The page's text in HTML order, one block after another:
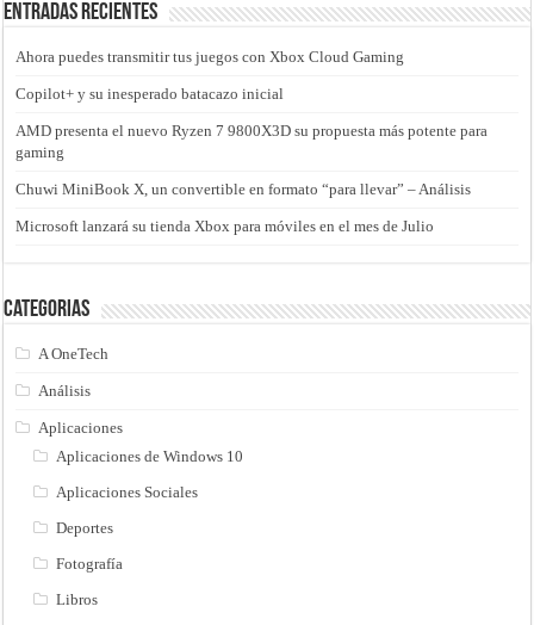
Entradas recientes
Ahora puedes transmitir tus juegos con Xbox Cloud Gaming
Copilot+ y su inesperado batacazo inicial
AMD presenta el nuevo Ryzen 7 9800X3D su propuesta más potente para
gaming
Chuwi MiniBook X, un convertible en formato “para llevar” – Análisis
Microsoft lanzará su tienda Xbox para móviles en el mes de Julio
Categorias
A OneTech
Análisis
Aplicaciones
Aplicaciones de Windows 10
Aplicaciones Sociales
Deportes
Fotografía
Libros